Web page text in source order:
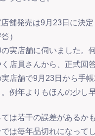
店舗発売は9月23日に決
）
実店舗に伺いました。
店員さんから、正式回答
店舗で9月23日から手
例年よりもほんの少し
は若干の誤差があるか
は毎年品切れになって